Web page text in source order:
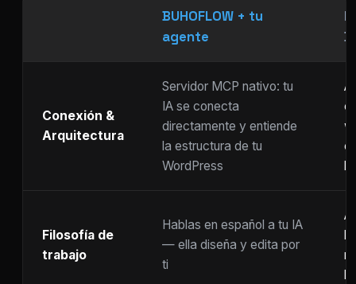
BUHOFLOW + tu
agente
Conexión &
Arquitectura
Servidor MCP nativo: tu
IA se conecta
directamente y entiende
la estructura de tu
WordPress
Filosofía de
trabajo
Hablas en español a tu IA
— ella diseña y edita por
ti